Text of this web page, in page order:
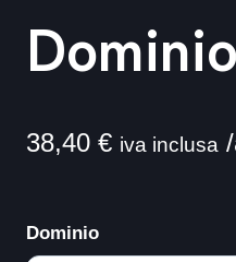
38,40 € iva inclusa
Dominio